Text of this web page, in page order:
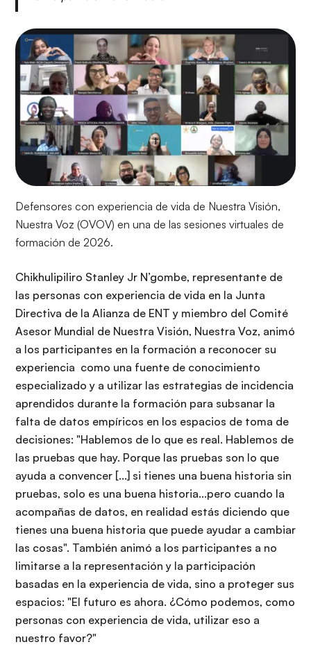
Defensores con experiencia de vida de Nuestra Visión,
Nuestra Voz (OVOV) en una de las sesiones virtuales de
formación de 2026.
t
Chikhulipiliro Stanley Jr N’gombe, representante de
las personas con experiencia de vida en la Junta
Directiva de la Alianza de ENT y miembro del Comité
Asesor Mundial de Nuestra Visión, Nuestra Voz, animó
a los participantes en la formación a reconocer su
experiencia como una fuente de conocimiento
especializado y a utilizar las estrategias de incidencia
aprendidos durante la formación para subsanar la
falta de datos empíricos en los espacios de toma de
decisiones: "Hablemos de lo que es real. Hablemos de
las pruebas que hay. Porque las pruebas son lo que
ayuda a convencer [...] si tienes una buena historia sin
pruebas, solo es una buena historia...pero cuando la
acompañas de datos, en realidad estás diciendo que
tienes una buena historia que puede ayudar a cambiar
las cosas". También animó a los participantes a no
limitarse a la representación y la participación
basadas en la experiencia de vida, sino a proteger sus
espacios: "El futuro es ahora. ¿Cómo podemos, como
personas con experiencia de vida, utilizar eso a
nuestro favor?"